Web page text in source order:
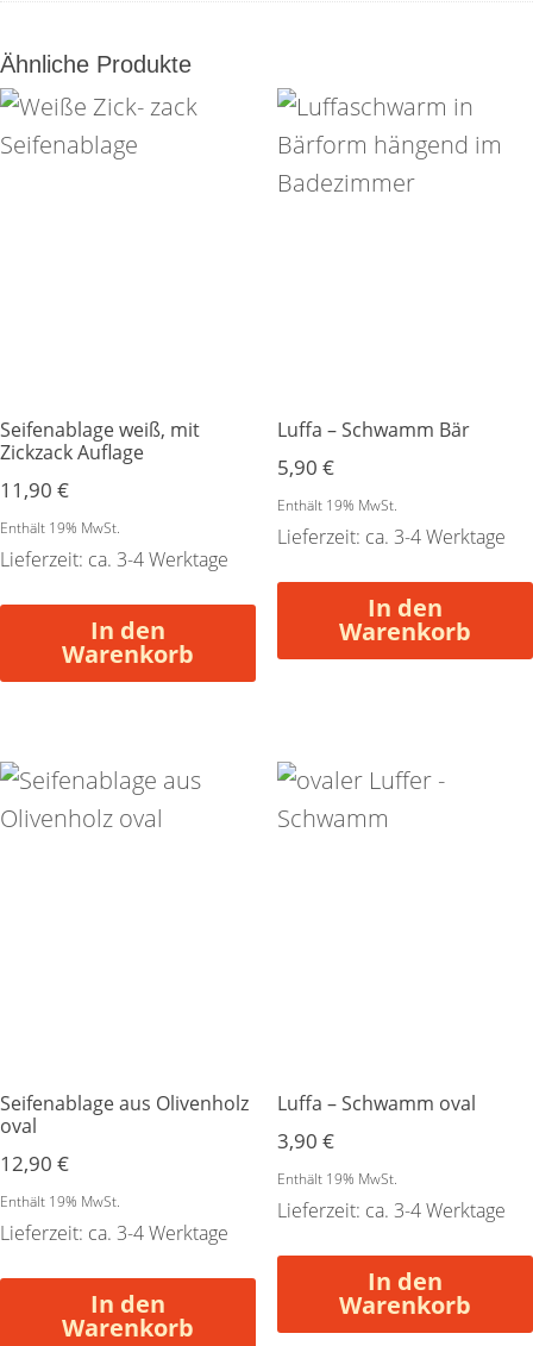
Ähnliche Produkte
Seifenablage weiß, mit
Zickzack Auflage
11,90 €
Enthält 19% MwSt.
Lieferzeit: ca. 3-4 Werktage
In den
Warenkorb
Luffa – Schwamm Bär
5,90 €
Enthält 19% MwSt.
Lieferzeit: ca. 3-4 Werktage
In den
Warenkorb
Seifenablage aus Olivenholz
oval
12,90 €
Enthält 19% MwSt.
Lieferzeit: ca. 3-4 Werktage
In den
Warenkorb
Luffa – Schwamm oval
3,90 €
Enthält 19% MwSt.
Lieferzeit: ca. 3-4 Werktage
In den
Warenkorb